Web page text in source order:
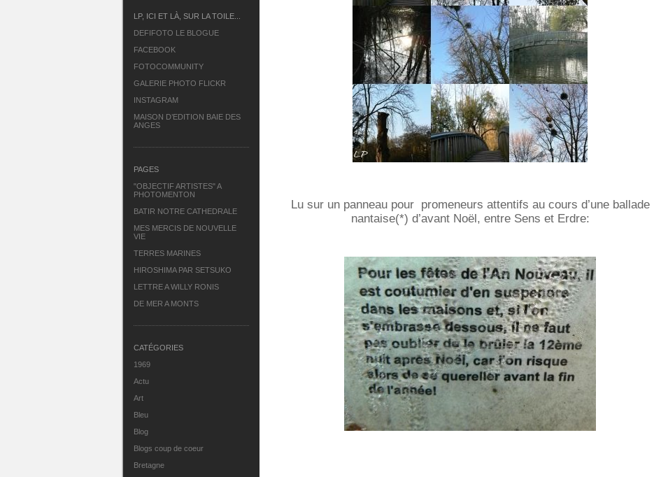
LP, ICI ET LÀ, SUR LA TOILE...
DEFIFOTO LE BLOGUE
FACEBOOK
FOTOCOMMUNITY
GALERIE PHOTO FLICKR
INSTAGRAM
MAISON D’EDITION BAIE DES
ANGES
PAGES
"OBJECTIF ARTISTES" A
PHOTOMENTON
BATIR NOTRE CATHEDRALE
MES MERCIS DE NOUVELLE
VIE
TERRES MARINES
HIROSHIMA PAR SETSUKO
LETTRE A WILLY RONIS
DE MER A MONTS
CATÉGORIES
1969
Actu
Art
Bleu
Blog
Blogs coup de coeur
Bretagne
Lu sur un panneau pour promeneurs attentifs au cours d’une ballade
nantaise(*) d’avant Noël, entre Sens et Erdre: